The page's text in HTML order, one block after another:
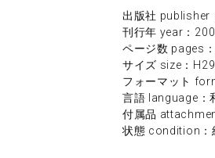
出版社 publisher
刊行年 year：
ページ数 pages
サイズ size：
フォーマット
言語 language：
付属品
状態 condition：